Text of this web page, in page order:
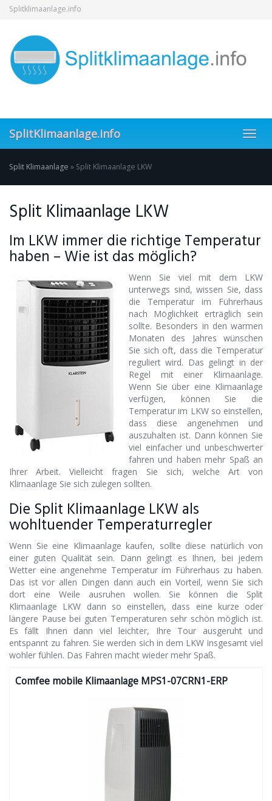
Skip
content
Splitklimaanlage.info
SplitKlimaanlage.info
Split Klimaanlage » Split Klimaanlage LKW
Split Klimaanlage LKW
Im LKW immer die richtige Temperatur
haben – Wie ist das möglich?
Wenn Sie viel mit dem LKW
unterwegs sind, wissen Sie, dass
die Temperatur im Führerhaus
nach Möglichkeit erträglich sein
sollte. Besonders in den warmen
Monaten des Jahres wünschen
Sie sich oft, dass die Temperatur
reguliert wird. Das gelingt in der
Regel mit einer Klimaanlage.
Wenn Sie über eine Klimaanlage
verfügen, können Sie die
Temperatur im LKW so einstellen,
dass diese angenehmen und
auszuhalten ist. Dann können Sie
viel einfacher und unbeschwerter
fahren und haben mehr Spaß an
Ihrer Arbeit. Vielleicht fragen Sie sich, welche Art von
Klimaanlage Sie sich zulegen sollten.
Die Split Klimaanlage LKW als
wohltuender Temperaturregler
Wenn Sie eine Klimaanlage kaufen, sollte diese natürlich von
einer guten Qualität sein. Dann gelingt es Ihnen, bei jedem
Wetter eine angenehme Temperatur im Führerhaus zu haben.
Das ist vor allen Dingen dann auch ein Vorteil, wenn Sie sich
dort eine Weile ausruhen wollen. Sie können die Split
Klimaanlage LKW dann so einstellen, dass eine kurze oder
längere Pause bei guten Temperaturen sehr schön möglich ist.
Es fällt Ihnen dann viel leichter, Ihre Tour ausgeruht und
entspannt zu fahren. Sie werden sich in dem LKW insgesamt viel
wohler fühlen. Das Fahren macht wieder mehr Spaß.
Comfee mobile Klimaanlage MPS1-07CRN1-ERP